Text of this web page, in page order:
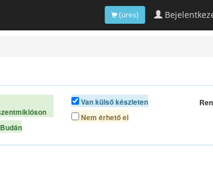
(üres)
Van külső készleten
Nem érhető el